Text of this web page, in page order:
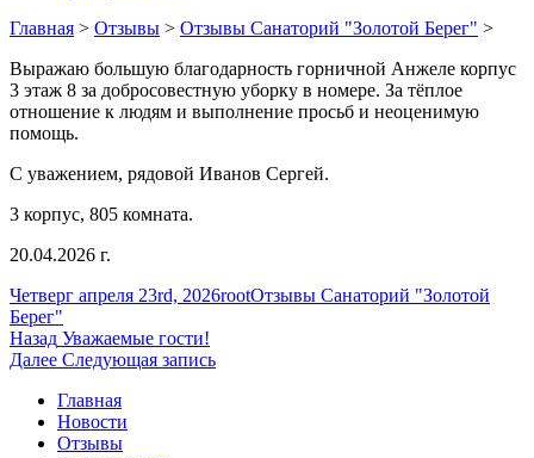
Главная > Отзывы > Отзывы Санаторий "Золотой Берег" >
Выражаю большую благодарность горничной Анжеле корпус
3 этаж 8 за добросовестную уборку в номере. За тёплое
отношение к людям и выполнение просьб и неоценимую
помощь.
С уважением, рядовой Иванов Сергей.
3 корпус, 805 комната.
20.04.2026 г.
Опубликовано
Четверг апреля 23rd, 2026Автор
rootРубрики
Отзывы Санаторий "Золотой
Берег"
Навигация
по
записям
Назад Предыдущая
запись:
Уважаемые гости!
Далее Следующая
Следующая запись
Главная
Новости
Отзывы